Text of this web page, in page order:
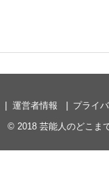
運営者情報 プライ
© 2018 芸能人のどこま